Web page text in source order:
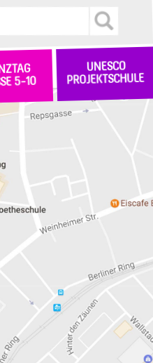
5-10
UNESCO
PROJEKTSCHULE